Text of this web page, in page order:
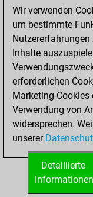
Bauernopfer
Matt auf
Bauer setzt
Erstickte
Türme auf
STARTSEITE
Wir verwenden
um bestimmte
Nutzererfahrungen
Inhalte
erforderlichen
Marketing-Cookies
Verwendung von
widersprechen.
unserer
Detaillierte
Informationen